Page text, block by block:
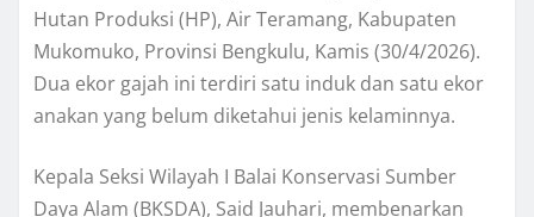
Hutan Produksi (HP), Air Teramang, Kabupaten
Mukomuko, Provinsi Bengkulu, Kamis (30/4/2026).
Dua ekor gajah ini terdiri satu induk dan satu ekor
anakan yang belum diketahui jenis kelaminnya.
Kepala Seksi Wilayah I Balai Konservasi Sumber
Daya Alam (BKSDA), Said Jauhari, membenarkan